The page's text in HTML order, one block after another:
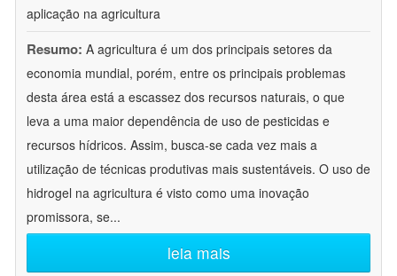
aplicação na agricultura
Resumo: A agricultura é um dos principais setores da
economia mundial, porém, entre os principais problemas
desta área está a escassez dos recursos naturais, o que
leva a uma maior dependência de uso de pesticidas e
recursos hídricos. Assim, busca-se cada vez mais a
utilização de técnicas produtivas mais sustentáveis. O uso de
hidrogel na agricultura é visto como uma inovação
promissora, se...
leia mais